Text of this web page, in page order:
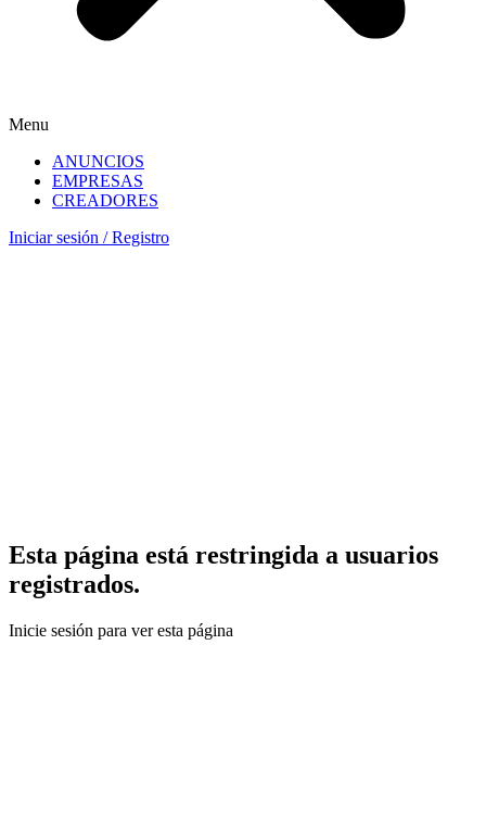
Menu
ANUNCIOS
EMPRESAS
CREADORES
Iniciar sesión / Registro
Esta página está restringida a usuarios
registrados.
Inicie sesión para ver esta página